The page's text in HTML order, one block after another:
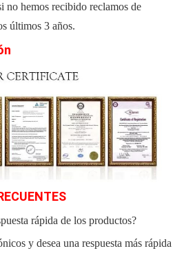
no hemos recibido reclamos de
últimos 3 años.
rápida de los productos?
y desea una respuesta más rápida